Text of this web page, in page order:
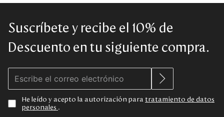
Suscríbete y recibe el 10% de
Descuento en tu siguiente compra.
He leído y acepto la autorización para tratamiento de datos
personales .